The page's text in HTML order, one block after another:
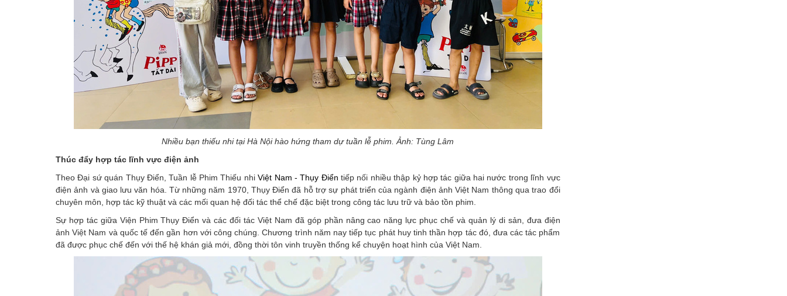
Nhiều bạn thiếu nhi tại Hà Nội hào hứng tham dự tuần lễ phim. Ảnh: Tùng Lâm
Thúc đẩy hợp tác lĩnh vực điện ảnh
Theo Đại sứ quán Thụy Điển, Tuần lễ Phim Thiếu nhiViệt Nam - Thụy Điển tiếp nối nhiều thập kỷ hợp tác giữa hai nước trong lĩnh vực
điện ảnh và giao lưu văn hóa. Từ những năm 1970, Thụy Điển đã hỗ trợ sự phát triển của ngành điện ảnh Việt Nam thông qua trao đổi
chuyên môn, hợp tác kỹ thuật và các mối quan hệ đối tác thể chế đặc biệt trong công tác lưu trữ và bảo tồn phim.
Sự hợp tác giữa Viện Phim Thụy Điển và các đối tác Việt Nam đã góp phần nâng cao năng lực phục chế và quản lý di sản, đưa điện
ảnh Việt Nam và quốc tế đến gần hơn với công chúng. Chương trình năm nay tiếp tục phát huy tinh thần hợp tác đó, đưa các tác phẩm
đã được phục chế đến với thế hệ khán giả mới, đồng thời tôn vinh truyền thống kể chuyện hoạt hình của Việt Nam.